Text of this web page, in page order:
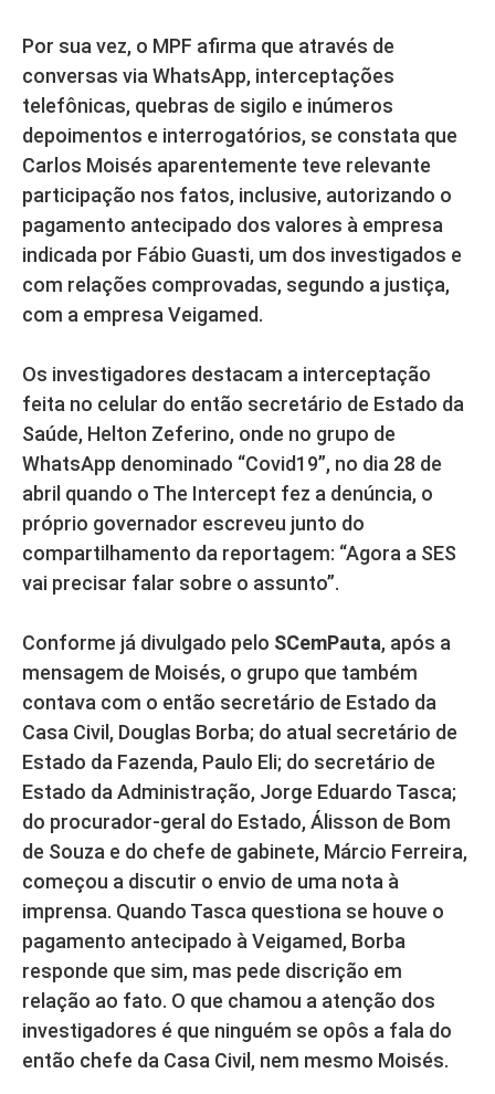
Por sua vez, o MPF afirma que através de
conversas via WhatsApp, interceptações
telefônicas, quebras de sigilo e inúmeros
depoimentos e interrogatórios, se constata que
Carlos Moisés aparentemente teve relevante
participação nos fatos, inclusive, autorizando o
pagamento antecipado dos valores à empresa
indicada por Fábio Guasti, um dos investigados e
com relações comprovadas, segundo a justiça,
com a empresa Veigamed.
Os investigadores destacam a interceptação
feita no celular do então secretário de Estado da
Saúde, Helton Zeferino, onde no grupo de
WhatsApp denominado “Covid19”, no dia 28 de
abril quando o The Intercept fez a denúncia, o
próprio governador escreveu junto do
compartilhamento da reportagem: “Agora a SES
vai precisar falar sobre o assunto”.
Conforme já divulgado pelo SCemPauta, após a
mensagem de Moisés, o grupo que também
contava com o então secretário de Estado da
Casa Civil, Douglas Borba; do atual secretário de
Estado da Fazenda, Paulo Eli; do secretário de
Estado da Administração, Jorge Eduardo Tasca;
do procurador-geral do Estado, Álisson de Bom
de Souza e do chefe de gabinete, Márcio Ferreira,
começou a discutir o envio de uma nota à
imprensa. Quando Tasca questiona se houve o
pagamento antecipado à Veigamed, Borba
responde que sim, mas pede discrição em
relação ao fato. O que chamou a atenção dos
investigadores é que ninguém se opôs a fala do
então chefe da Casa Civil, nem mesmo Moisés.